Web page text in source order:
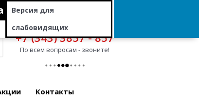
Версия для
слабовидящих
+7 (343) 3857 - 857
По всем вопросам - звоните!
Контакты